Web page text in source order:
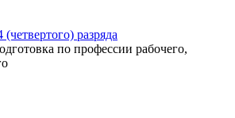
разряда
по профессии рабочего,